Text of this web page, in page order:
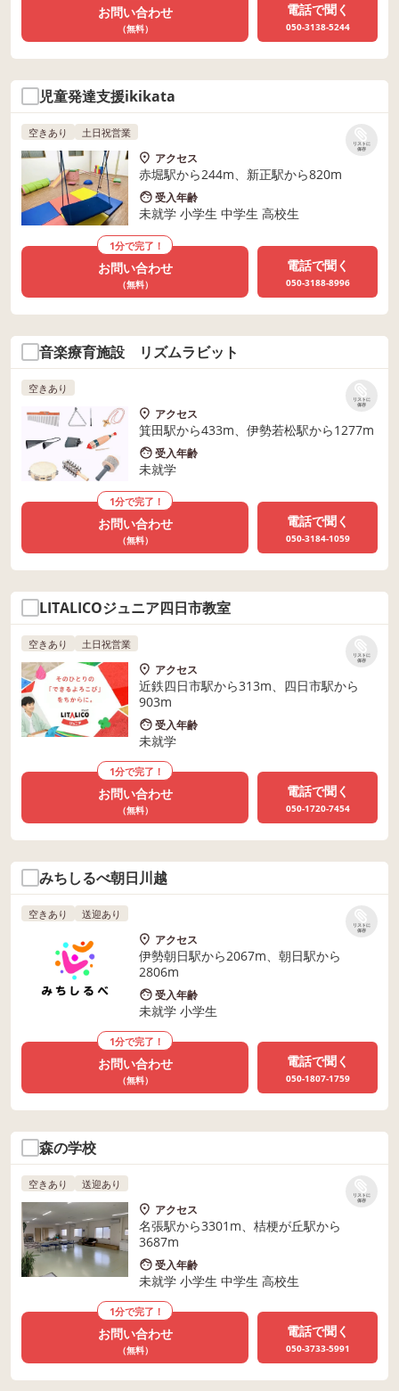
お問い合わせ
（無料）
電話で聞く
050-3138-5244
児童発達支援ikikata
リストに
保存
空きあり 土日祝営業
アクセス
赤堀駅から244m、新正駅から820m
受入年齢
未就学 小学生 中学生 高校生
1分で完了！
お問い合わせ
（無料）
電話で聞く
050-3188-8996
音楽療育施設 リズムラビット
リストに
保存
空きあり
アクセス
箕田駅から433m、伊勢若松駅から1277m
受入年齢
未就学
1分で完了！
お問い合わせ
（無料）
電話で聞く
050-3184-1059
LITALICOジュニア四日市教室
リストに
保存
空きあり 土日祝営業
アクセス
近鉄四日市駅から313m、四日市駅から
903m
受入年齢
未就学
1分で完了！
お問い合わせ
（無料）
電話で聞く
050-1720-7454
みちしるべ朝日川越
リストに
保存
空きあり 送迎あり
アクセス
伊勢朝日駅から2067m、朝日駅から
2806m
受入年齢
未就学 小学生
1分で完了！
お問い合わせ
（無料）
電話で聞く
050-1807-1759
森の学校
リストに
保存
空きあり 送迎あり
アクセス
名張駅から3301m、桔梗が丘駅から
3687m
受入年齢
未就学 小学生 中学生 高校生
1分で完了！
お問い合わせ
（無料）
電話で聞く
050-3733-5991